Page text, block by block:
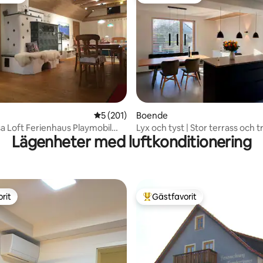
betyg, 193 omdömen
5 av 5 i genomsnittligt betyg, 201
5 (201)
Loft Ferienhaus Playmobil
Boende
Lyx och tyst | Stor terrass och
Rymlig
Lägenheter med luftkonditionering
Populär gästfavorit
Gästfavorit